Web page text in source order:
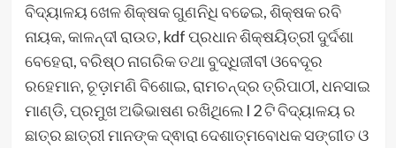
ବିଦ୍ୟାଳୟ ଖେଳ ଶିକ୍ଷକ ଗୁଣନିଧି ବଢେଇ, ଶିକ୍ଷକ ରବି
ନାୟକ, କାଳନ୍ଦୀ ରାଉତ, kdf ପ୍ରଧାନ ଶିକ୍ଷୟିତ୍ରୀ ଦୁର୍ଦଶା
ବେହେରା, ବରିଷ୍ଠ ନାଗରିକ ତଥା ବୁଦ୍ଧିଜୀବୀ ଓବେଦୂର
ରହେମାନ, ଚୂଡ଼ାମଣି ବିଶୋଇ, ରାମଚନ୍ଦ୍ର ତ୍ରିପାଠୀ, ଧନସାଇ
ମାଣ୍ଡି, ପ୍ରମୁଖ ଅଭିଭାଷଣ ରଖିଥିଲେ l 2 ଟି ବିଦ୍ୟାଳୟ ର
ଛାତ୍ର ଛାତ୍ରୀ ମାନଙ୍କ ଦ୍ଵାରା ଦେଶାତ୍ମବୋଧକ ସଙ୍ଗୀତ ଓ